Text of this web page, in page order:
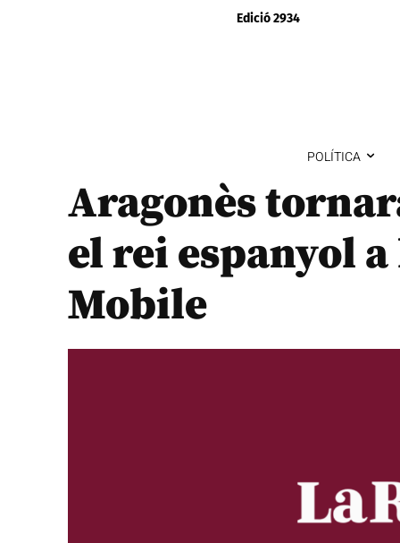
Edició 2934
POLÍTICA
Aragonès
el rei espanyol
Mobile